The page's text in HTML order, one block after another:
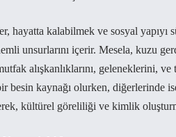
hayatta kalabilmek ve sosyal
unsurlarını içerir. Mesela, kuzu
alışkanlıklarını, geleneklerini, ve
besin kaynağı olurken, diğerlerinde
kültürel göreliliği ve kimlik